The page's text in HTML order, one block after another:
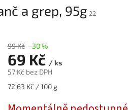
a grep, 95g 22
99 Kč –30 %
69 Kč / ks
57 Kč bez DPH
Měrná
72,63 Kč / 100 g